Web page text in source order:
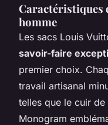
Caractéristiques
homme
Les sacs Louis
savoir-faire
premier choix.
travail artisanal
telles que le cuir
Monogram